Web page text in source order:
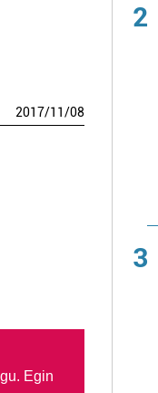
2017/11/08
Egin
2
3